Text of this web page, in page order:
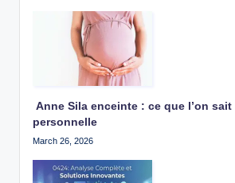
Anne Sila enceinte : ce que l’on
personnelle
March 26, 2026